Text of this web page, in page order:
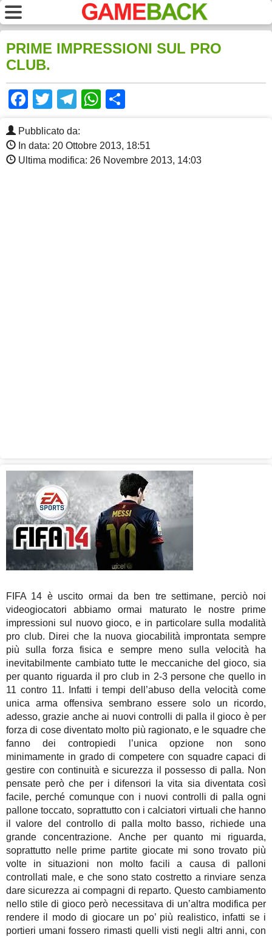
PRIME IMPRESSIONI SUL PRO
CLUB.
Facebook
TwitterTelegram
WhatsApp
Pubblicato da:
In data: 20 Ottobre 2013, 18:51
Ultima modifica: 26 Novembre 2013, 14:03
FIFA 14 è uscito ormai da ben tre settimane, perciò noi
videogiocatori abbiamo ormai maturato le nostre prime
impressioni sul nuovo gioco, e in particolare sulla modalità
pro club. Direi che la nuova giocabilità improntata sempre
più sulla forza fisica e sempre meno sulla velocità ha
inevitabilmente cambiato tutte le meccaniche del gioco, sia
per quanto riguarda il pro club in 2-3 persone che quello in
11 contro 11. Infatti i tempi dell’abuso della velocità come
unica arma offensiva sembrano essere solo un ricordo,
adesso, grazie anche ai nuovi controlli di palla il gioco è per
forza di cose diventato molto più ragionato, e le squadre che
fanno dei contropiedi l’unica opzione non sono
minimamente in grado di competere con squadre capaci di
gestire con continuità e sicurezza il possesso di palla. Non
pensate però che per i difensori la vita sia diventata così
facile, perché comunque con i nuovi controlli di palla ogni
pallone toccato, soprattutto con i calciatori virtuali che hanno
il valore del controllo di palla molto basso, richiede una
grande concentrazione. Anche per quanto mi riguarda,
soprattutto nelle prime partite giocate mi sono trovato più
volte in situazioni non molto facili a causa di palloni
controllati male, e che sono stato costretto a rinviare senza
dare sicurezza ai compagni di reparto. Questo cambiamento
nello stile di gioco però necessitava di un’altra modifica per
rendere il modo di giocare un po’ più realistico, infatti se i
portieri umani fossero rimasti quelli visti negli altri anni, con